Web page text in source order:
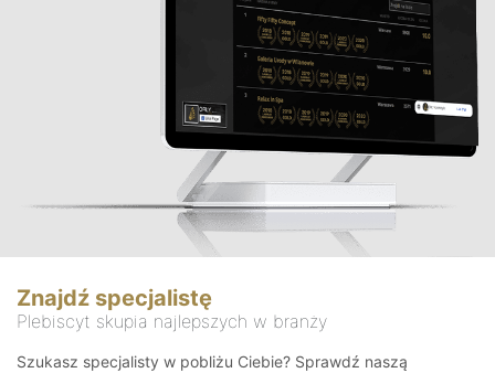
Znajdź specjalistę
Plebiscyt skupia najlepszych w branży
Szukasz specjalisty w pobliżu Ciebie? Sprawdź naszą